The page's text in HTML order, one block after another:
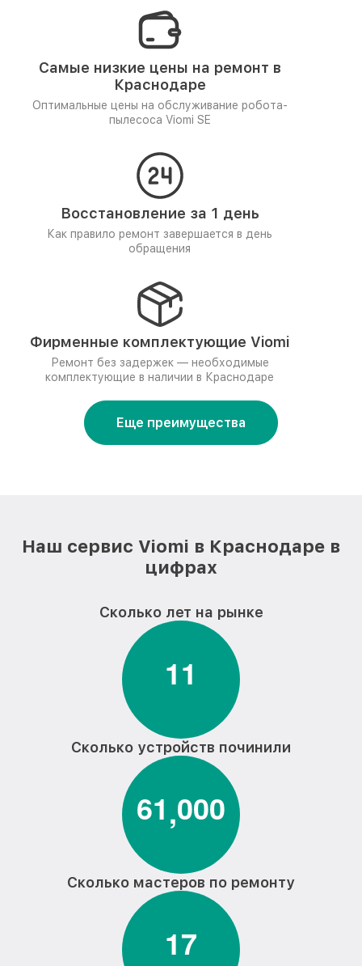
Самые низкие цены на ремонт в
Краснодаре
Оптимальные цены на обслуживание робота-
пылесоса Viomi SE
Восстановление за 1 день
Как правило ремонт завершается в день
обращения
Фирменные комплектующие Viomi
Ремонт без задержек — необходимые
комплектующие в наличии в Краснодаре
Еще преимущества
Наш сервис Viomi в Краснодаре в
цифрах
Сколько лет на рынке
11
Сколько устройств починили
61,000
Сколько мастеров по ремонту
17